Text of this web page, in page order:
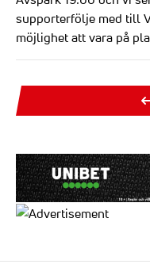
supporterfölje med till
möjlighet att vara på